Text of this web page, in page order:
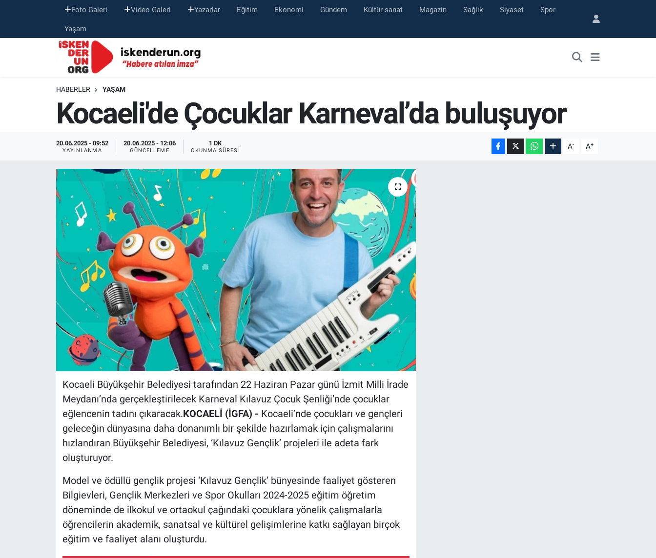
Foto Galeri Video Galeri Yazarlar Eğitim Ekonomi Gündem Kültür-sanat Magazin Sağlık Siyaset Spor
Yaşam
HABERLER YAŞAM
Kocaeli'de Çocuklar Karneval’da buluşuyor
20.06.2025 - 09:52
YAYINLANMA
20.06.2025 - 12:06
GÜNCELLEME
1 DK
OKUNMA SÜRESI A- A+
Kocaeli Büyükşehir Belediyesi tarafından 22 Haziran Pazar günü İzmit Milli İrade
Meydanı’nda gerçekleştirilecek Karneval Kılavuz Çocuk Şenliği’nde çocuklar
eğlencenin tadını çıkaracak.KOCAELİ (İGFA) - Kocaeli’nde çocukları ve gençleri
geleceğin dünyasına daha donanımlı bir şekilde hazırlamak için çalışmalarını
hızlandıran Büyükşehir Belediyesi, ‘Kılavuz Gençlik’ projeleri ile adeta fark
oluşturuyor.
Model ve ödüllü gençlik projesi ‘Kılavuz Gençlik’ bünyesinde faaliyet gösteren
Bilgievleri, Gençlik Merkezleri ve Spor Okulları 2024-2025 eğitim öğretim
döneminde de ilkokul ve ortaokul çağındaki çocuklara yönelik çalışmalarla
öğrencilerin akademik, sanatsal ve kültürel gelişimlerine katkı sağlayan birçok
eğitim ve faaliyet alanı oluşturdu.